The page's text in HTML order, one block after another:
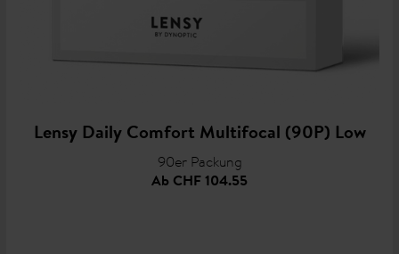
Lensy Daily Comfort Multifocal (90P) Low
90er Packung
Ab CHF 104.55